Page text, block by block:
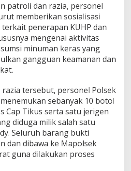
patroli dan razia, personel
memberikan sosialisasi
penerapan KUHP dan
mengenai aktivitas
minuman keras yang
gangguan keamanan dan
razia tersebut, personel Polsek
sebanyak 10 botol
Cap Tikus serta satu jerigen
diduga milik salah satu
Seluruh barang bukti
dan dibawa ke Mapolsek
guna dilakukan proses